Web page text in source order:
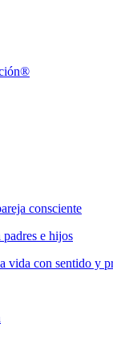
consciente
e hijos
vida con sentido y